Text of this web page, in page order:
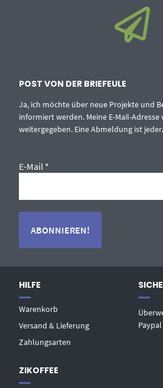
POST VON DER BRIEFEULE
Ja, ich möchte über neue Projekte und
informiert werden. Meine E-Mail-
weitergegeben. Eine Abmeldung ist
E-Mail *
HILFE
Warenkorb
Versand & Lieferung
Zahlungsarten
Paypal
ZIKOFFEE